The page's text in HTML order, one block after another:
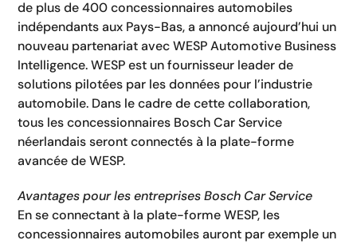
de plus de 400 concessionnaires automobiles
indépendants aux Pays-Bas, a annoncé aujourd’hui un
nouveau partenariat avec WESP Automotive Business
Intelligence. WESP est un fournisseur leader de
solutions pilotées par les données pour l’industrie
automobile. Dans le cadre de cette collaboration,
tous les concessionnaires Bosch Car Service
néerlandais seront connectés à la plate-forme
avancée de WESP.
Avantages pour les entreprises Bosch Car Service
En se connectant à la plate-forme WESP, les
concessionnaires automobiles auront par exemple un